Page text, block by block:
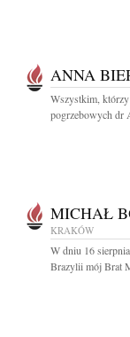
ANNA
Wszystkim,
pogrzebowych dr
MICHAŁ
KRAKÓW
W dniu 16
Brazylii mój Brat